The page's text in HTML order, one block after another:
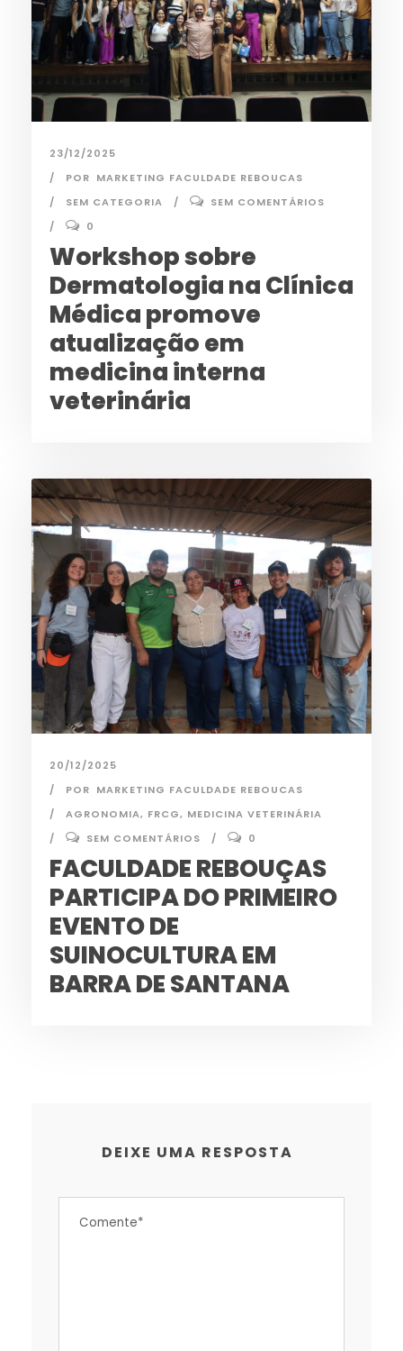
23/12/2025
POR MARKETING FACULDADE REBOUCAS
SEM CATEGORIA
SEM COMENTÁRIOS
0
Workshop sobre
Dermatologia na Clínica
Médica promove
atualização em
medicina interna
veterinária
20/12/2025
POR MARKETING FACULDADE REBOUCAS
AGRONOMIA, FRCG, MEDICINA VETERINÁRIA
SEM COMENTÁRIOS
0
FACULDADE REBOUÇAS
PARTICIPA DO PRIMEIRO
EVENTO DE
SUINOCULTURA EM
BARRA DE SANTANA
DEIXE UMA RESPOSTA